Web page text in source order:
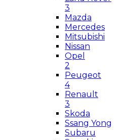
3
Mazda
Mercedes
Mitsubishi
Nissan
Opel
2
Peugeot
4
Renault
3
Skoda
Ssang Yong
Subaru